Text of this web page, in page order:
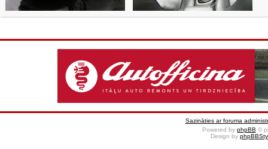
Sazināties ar foruma
Powered by phpBB ©
Design by